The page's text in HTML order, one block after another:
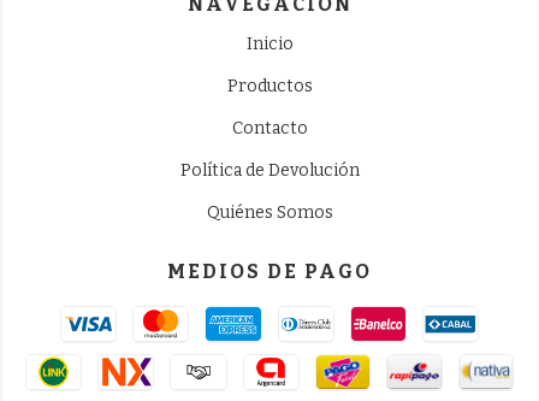
Inicio
Productos
Contacto
Política de Devolución
Quiénes Somos
MEDIOS DE PAGO